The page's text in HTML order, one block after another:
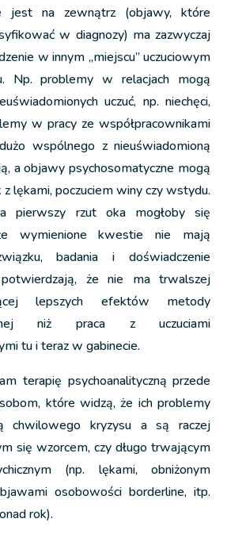
jest na zewnątrz (objawy, które
w diagnozy) ma zazwyczaj
w innym „miejscu” uczuciowym
Np. problemy w relacjach mogą
uczuć, np. niechęci,
w pracy ze współpracownikami
wspólnego z nieuświadomioną
a objawy psychosomatyczne mogą
lękami, poczuciem winy czy wstydu.
pierwszy rzut oka mogłoby się
wymienione kwestie nie mają
badania i doświadczenie
że nie ma trwalszej
lepszych efektów metody
niż praca z uczuciami
tu i teraz w gabinecie.
terapię psychoanalityczną przede
które widzą, że ich problemy
chwilowego kryzysu a są raczej
się wzorcem, czy długo trwającym
(np. lękami, obniżonym
osobowości borderline, itp.
rok).